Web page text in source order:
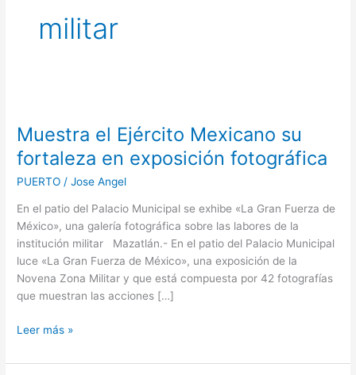
militar
Muestra el Ejército Mexicano su
fortaleza en exposición fotográfica
PUERTO /Jose Angel
En el patio del Palacio Municipal se exhibe «La Gran Fuerza de
México», una galería fotográfica sobre las labores de la
institución militar Mazatlán.- En el patio del Palacio Municipal
luce «La Gran Fuerza de México», una exposición de la
Novena Zona Militar y que está compuesta por 42 fotografías
que muestran las acciones […]
Ejército
Mexicano
su
fortaleza
en
exposición
fotográfica
Leer más »